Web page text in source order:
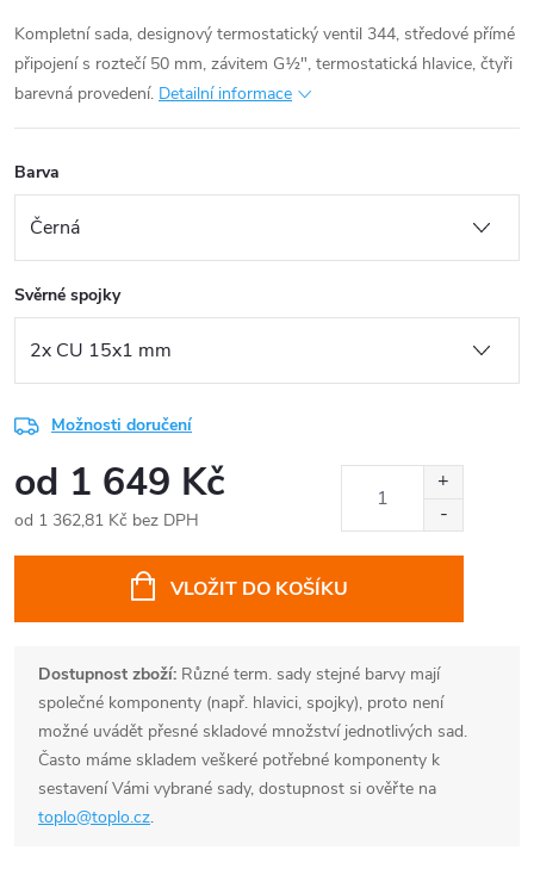
Kompletní sada, designový termostatický ventil 344, středové přímé
připojení s roztečí 50 mm, závitem G½", termostatická hlavice, čtyři
barevná provedení. Detailní informace
Barva
Svěrné spojky
Možnosti doručení
od 1 649 Kč
od 1 362,81 Kč bez DPH
VLOŽIT DO KOŠÍKU
Dostupnost zboží: Různé term. sady stejné barvy mají
společné komponenty (např. hlavici, spojky), proto není
možné uvádět přesné skladové množství jednotlivých sad.
Často máme skladem veškeré potřebné komponenty k
sestavení Vámi vybrané sady, dostupnost si ověřte na
toplo@toplo.cz.